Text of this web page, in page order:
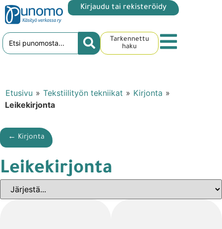
Kirjaudu tai rekisteröidy
Tarkennettu
haku
Etusivu » Tekstiilityön tekniikat » Kirjonta »
Leikekirjonta
← Kirjonta
Leikekirjonta